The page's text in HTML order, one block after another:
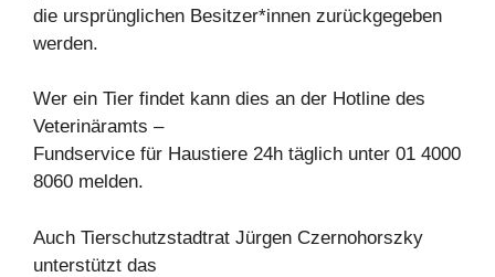
die ursprünglichen Besitzer*innen zurückgegeben
werden.
Wer ein Tier findet kann dies an der Hotline des
Veterinäramts –
Fundservice für Haustiere 24h täglich unter 01 4000
8060 melden.
Auch Tierschutzstadtrat Jürgen Czernohorszky
unterstützt das